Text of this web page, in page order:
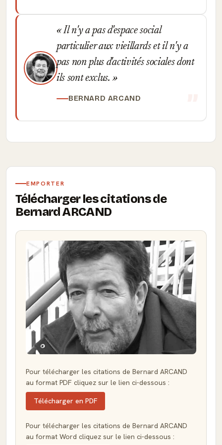
Il n'y a pas d'espace social
particulier aux vieillards et il n'y a
pas non plus d'activités sociales dont
ils sont exclus.
BERNARD ARCAND
EMPORTER
Télécharger les citations de
Bernard ARCAND
Pour télécharger les citations de Bernard ARCAND
au format PDF cliquez sur le lien ci-dessous :
Télécharger en PDF
Pour télécharger les citations de Bernard ARCAND
au format Word cliquez sur le lien ci-dessous :